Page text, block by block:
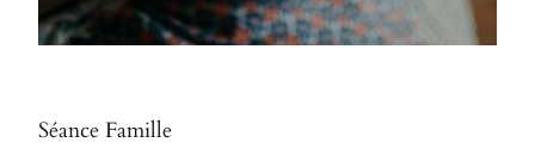
Séance Famille